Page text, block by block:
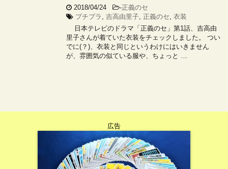
2018/04/24 -正義のセ
プチプラ , 吉高由里子, 正義のセ, 衣装
日本テレビのドラマ「正義のセ」第1話、吉高由
里子さんが着ていた衣装をチェックしました。 つい
でに(？)、衣装と同じというわけにはいきません
が、雰囲気の似ている服や、ちょっと …
広告